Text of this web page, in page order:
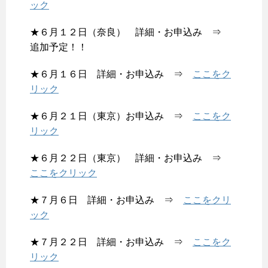
ック
★６月１２日（奈良） 詳細・お申込み ⇒
追加予定！！
★６月１６日 詳細・お申込み ⇒
ここをク
リック
★６月２１日（東京）お申込み ⇒
ここをク
リック
★６月２２日（東京） 詳細・お申込み ⇒
ここをクリック
★７月６日 詳細・お申込み ⇒
ここをクリ
ック
★７月２２日 詳細・お申込み ⇒
ここをク
リック